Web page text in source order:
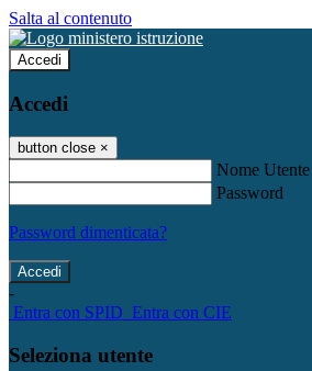
Salta al contenuto
Accedi
Accedi
button close ×
Nome Utente
Password
Password dimenticata?
-
Entra con SPID Entra con CIE
Seleziona utente